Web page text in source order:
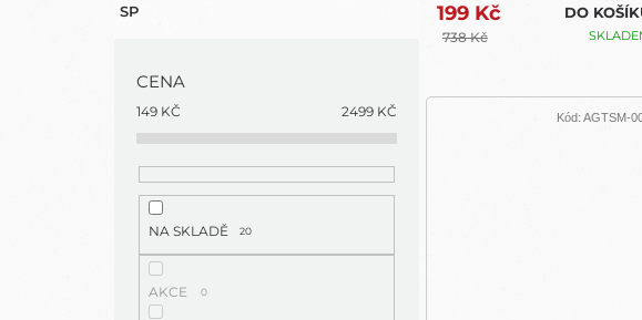
SP
CENA
149 KČ 2499 KČ
NA SKLADĚ 20
AKCE 0
199 Kč
738 Kč
DO
Kód: AGTSM-